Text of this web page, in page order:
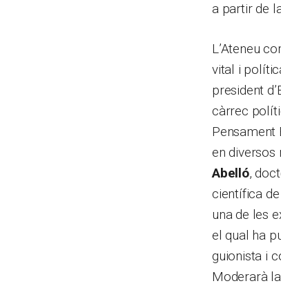
a partir de
L’Ateneu
vital i
president
càrrec
Pensament
en
Abelló,
científica
una de les
el qual ha
guionista i
Moderarà